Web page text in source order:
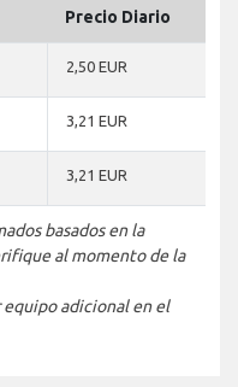
Precio Diario
2,50 EUR
3,21 EUR
3,21 EUR
basados en la
al momento de la
equipo adicional en el